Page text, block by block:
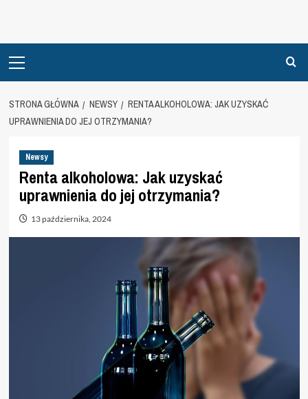
Menu
STRONA GŁÓWNA NEWSY
RENTA ALKOHOLOWA: JAK UZYSKAĆ
UPRAWNIENIA DO JEJ OTRZYMANIA?
Newsy
Renta alkoholowa: Jak uzyskać
uprawnienia do jej otrzymania?
13 października, 2024